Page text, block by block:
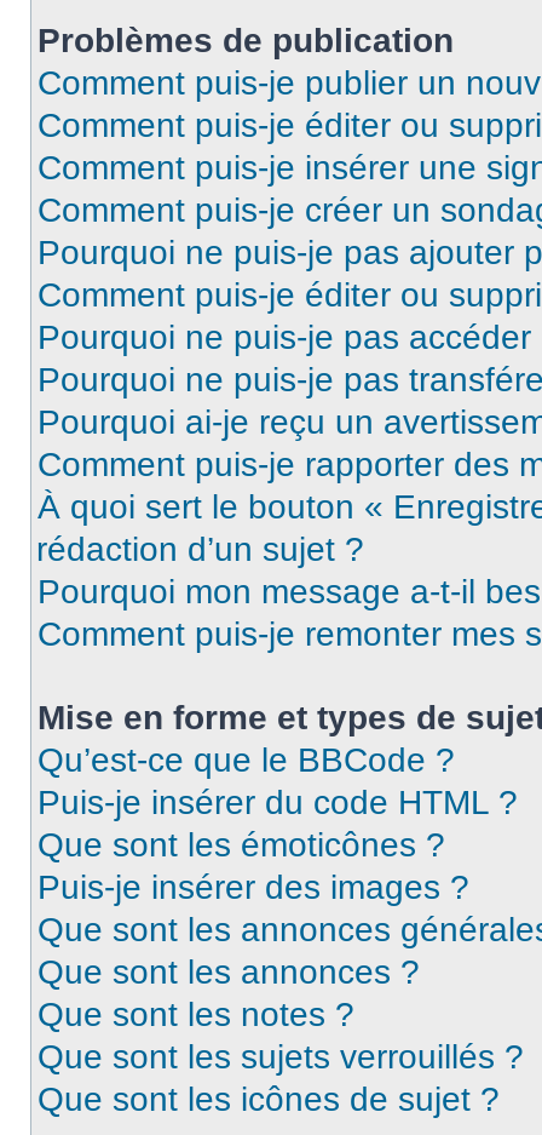
Problèmes de publication
Comment puis-je publier un
Comment puis-je éditer ou
Comment puis-je insérer une
Comment puis-je créer un
Pourquoi ne puis-je pas ajouter
Comment puis-je éditer ou
Pourquoi ne puis-je pas
Pourquoi ne puis-je pas
Pourquoi ai-je reçu un
Comment puis-je rapporter des
À quoi sert le bouton «
rédaction d’un sujet ?
Pourquoi mon message a-t-il
Comment puis-je remonter mes
Mise en forme et types de
Qu’est-ce que le BBCode ?
Puis-je insérer du code HTML ?
Que sont les émoticônes ?
Puis-je insérer des images ?
Que sont les annonces
Que sont les annonces ?
Que sont les notes ?
Que sont les sujets verrouillés ?
Que sont les icônes de sujet ?